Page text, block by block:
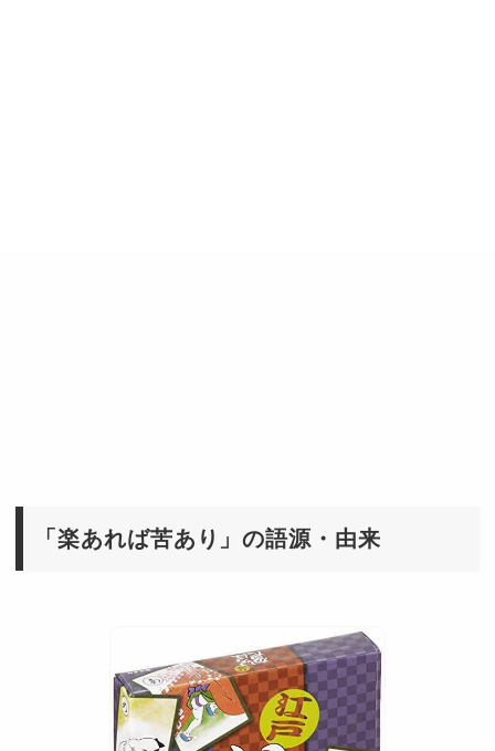
「楽あれば苦あり」の語源・由来